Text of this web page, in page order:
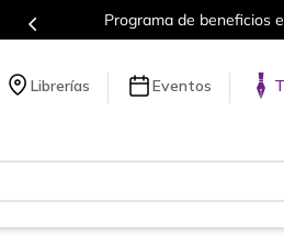
Programa de beneficios en el que
Librerías Eventos